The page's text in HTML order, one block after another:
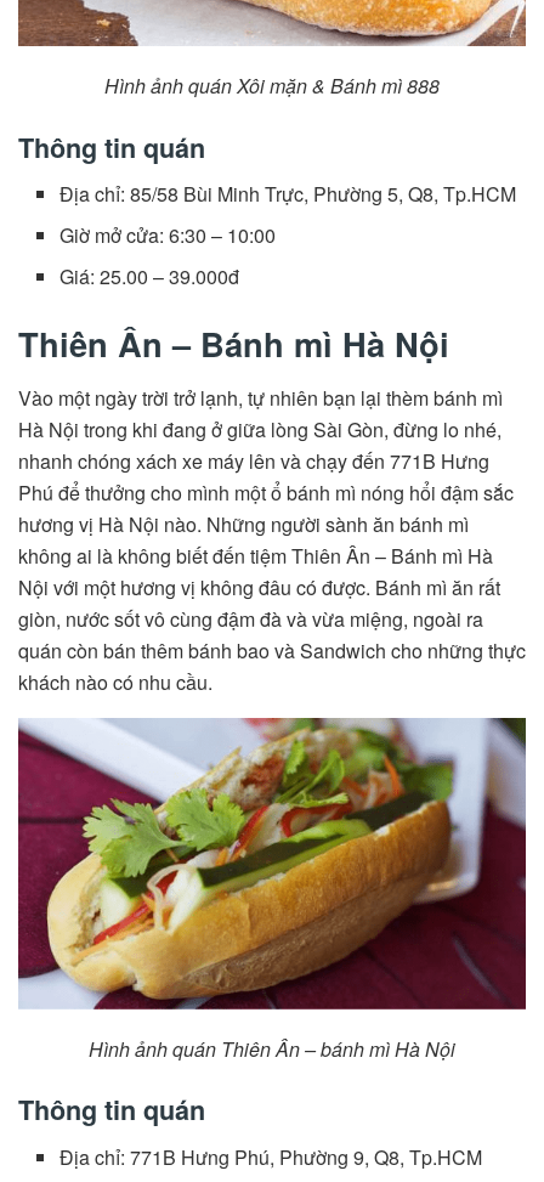
Hình ảnh quán Xôi mặn & Bánh mì 888
Thông tin quán
Địa chỉ: 85/58 Bùi Minh Trực, Phường 5, Q8, Tp.HCM
Giờ mở cửa: 6:30 – 10:00
Giá: 25.00 – 39.000đ
Thiên Ân – Bánh mì Hà Nội
Vào một ngày trời trở lạnh, tự nhiên bạn lại thèm bánh mì
Hà Nội trong khi đang ở giữa lòng Sài Gòn, đừng lo nhé,
nhanh chóng xách xe máy lên và chạy đến 771B Hưng
Phú để thưởng cho mình một ổ bánh mì nóng hổi đậm sắc
hương vị Hà Nội nào. Những người sành ăn bánh mì
không ai là không biết đến tiệm Thiên Ân – Bánh mì Hà
Nội với một hương vị không đâu có được. Bánh mì ăn rất
giòn, nước sốt vô cùng đậm đà và vừa miệng, ngoài ra
quán còn bán thêm bánh bao và Sandwich cho những thực
khách nào có nhu cầu.
Hình ảnh quán Thiên Ân – bánh mì Hà Nội
Thông tin quán
Địa chỉ: 771B Hưng Phú, Phường 9, Q8, Tp.HCM